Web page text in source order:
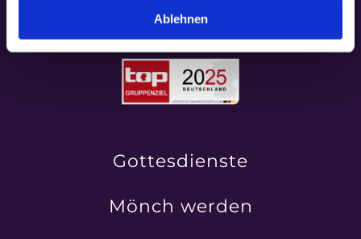
Ablehnen
Gottesdienste
Mönch werden